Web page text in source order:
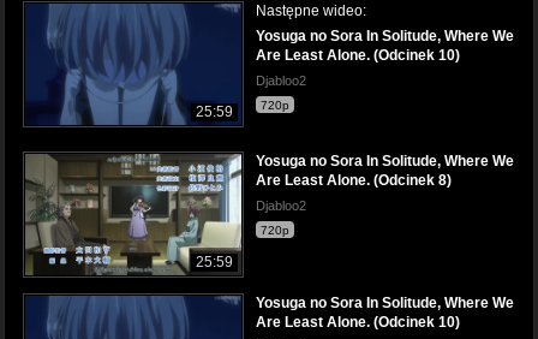
25:59
Następne wideo:
Yosuga no Sora In Solitude, Where We
Are Least Alone. (Odcinek 10)
Djabloo2
720p
25:59
Yosuga no Sora In Solitude, Where We
Are Least Alone. (Odcinek 8)
Djabloo2
720p
Yosuga no Sora In Solitude, Where We
Are Least Alone. (Odcinek 10)